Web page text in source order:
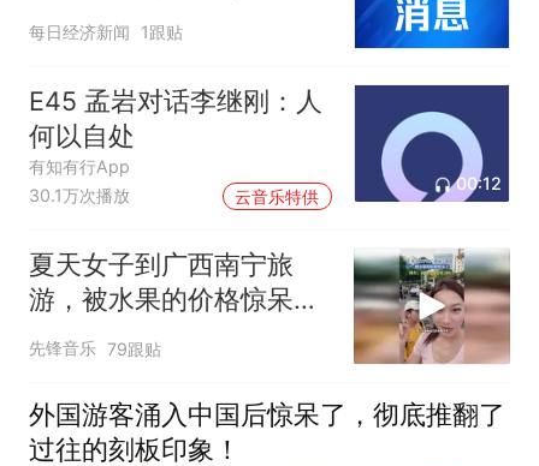
到15.57亿千瓦
每日经济新闻 1跟贴
E45 孟岩对话李继刚：人
何以自处
有知有行App
30.1万次播放
云音乐特供
00:12
夏天女子到广西南宁旅
游，被水果的价格惊呆
了，网友：真的实现水果
先锋音乐 79跟贴
外国游客涌入中国后惊呆了，彻底推翻了
过往的刻板印象！